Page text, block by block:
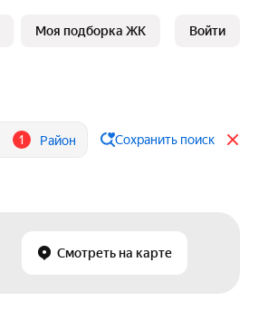
Моя подборка ЖК Войти
1 Район Сохранить поиск
Смотреть на карте